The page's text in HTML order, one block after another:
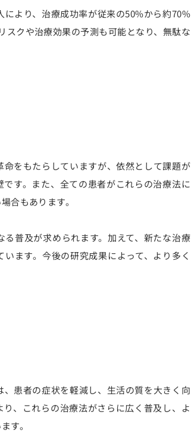
より、治療成功率が従来の50%から約70%
クや治療効果の予測も可能となり、無駄な
をもたらしていますが、依然として課題が
す。また、全ての患者がこれらの治療法に
合もあります。
普及が求められます。加えて、新たな治療
ます。今後の研究成果によって、より多く
患者の症状を軽減し、生活の質を大きく向
、これらの治療法がさらに広く普及し、よ
す。